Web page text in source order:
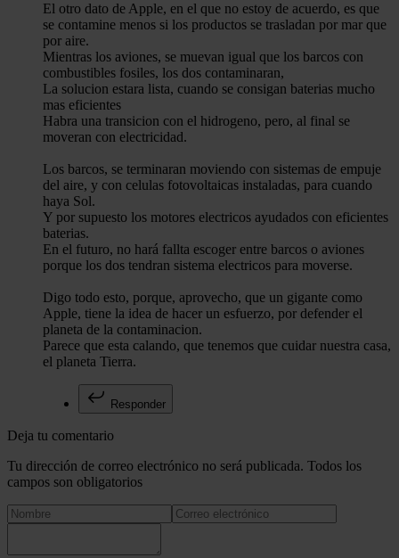
El otro dato de Apple, en el que no estoy de acuerdo, es que
se contamine menos si los productos se trasladan por mar que
por aire.
Mientras los aviones, se muevan igual que los barcos con
combustibles fosiles, los dos contaminaran,
La solucion estara lista, cuando se consigan baterias mucho
mas eficientes
Habra una transicion con el hidrogeno, pero, al final se
moveran con electricidad.
Los barcos, se terminaran moviendo con sistemas de empuje
del aire, y con celulas fotovoltaicas instaladas, para cuando
haya Sol.
Y por supuesto los motores electricos ayudados con eficientes
baterias.
En el futuro, no hará fallta escoger entre barcos o aviones
porque los dos tendran sistema electricos para moverse.
Digo todo esto, porque, aprovecho, que un gigante como
Apple, tiene la idea de hacer un esfuerzo, por defender el
planeta de la contaminacion.
Parece que esta calando, que tenemos que cuidar nuestra casa,
el planeta Tierra.
Responder
Deja tu comentario
Tu dirección de correo electrónico no será publicada. Todos los
campos son obligatorios